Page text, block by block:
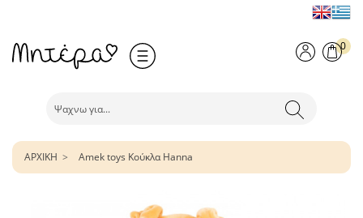
0
ΑΡΧΙΚΗ Amek toys Κούκλα Hanna